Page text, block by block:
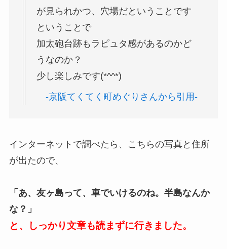
が見られかつ、穴場だということです
ということで
加太砲台跡もラピュタ感があるのかど
うなのか？
少し楽しみです(*^^*)
-京阪てくてく町めぐりさんから引用-
インターネットで調べたら、こちらの写真と住所
が出たので、
「あ、友ヶ島って、車でいけるのね。半島なんか
な？」
と、しっかり文章も読まずに行きました。